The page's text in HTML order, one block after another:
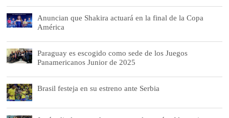
Anuncian que Shakira actuará en la final de la Copa
América
Paraguay es escogido como sede de los Juegos
Panamericanos Junior de 2025
Brasil festeja en su estreno ante Serbia